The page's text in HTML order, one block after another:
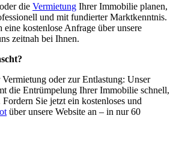
die Vermietung Ihrer Immobilie planen,
und mit fundierter Marktkenntnis.
eine kostenlose Anfrage über unsere
zeitnah bei Ihnen.
oder zur Entlastung: Unser
die Entrümpelung Ihrer Immobilie schnell,
Sie jetzt ein kostenloses und
über unsere Website an – in nur 60